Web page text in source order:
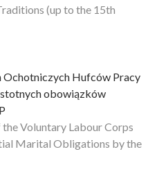
(up to the 15th
Ochotniczych Hufców Pracy
obowiązków
Voluntary Labour Corps
Marital Obligations by the